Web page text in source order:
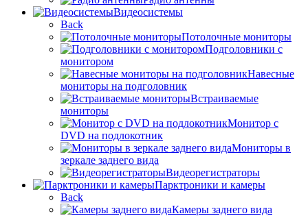
Видеосистемы
Back
Потолочные мониторы
Подголовники с
монитором
Навесные
мониторы на подголовник
Встраиваемые
мониторы
Монитор с
DVD на подлокотник
Мониторы в
зеркале заднего вида
Видеорегистраторы
Парктроники и камеры
Back
Камеры заднего вида